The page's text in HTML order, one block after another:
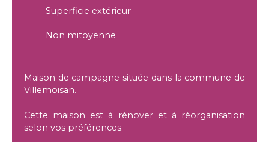
Superficie extérieur
Non mitoyenne
Maison de campagne située dans la commune de
Villemoisan.
Cette maison est à rénover et à réorganisation
selon vos préférences.